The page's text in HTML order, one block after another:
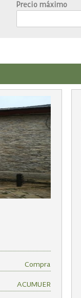
Precio máximo
Compra
ACUMUER